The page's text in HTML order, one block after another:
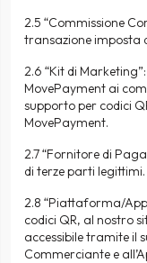
2.5 “Commissione
transazione imposta
2.6 “Kit di
MovePayment ai
supporto per codici
MovePayment.
2.7 “Fornitore di
di terze parti legittimi.
2.8 “Piattaforma/
codici QR, al nostro
accessibile tramite il
Commerciante e